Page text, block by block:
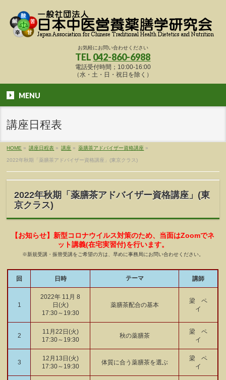
お気軽にお問い合わせください
TEL 042-860-6988
電話受付時間；10:00-16:00
（水・土・日・祝日を除く）
MENU
講座日程表
HOME » 講座日程表 » 講座 » 薬膳茶アドバイザー資格講座 »
2022年秋期「薬膳茶アドバイザー資格講座」(東京クラス)
2022年秋期「薬膳茶アドバイザー資格講座」(東
京クラス)
【お知らせ】新型コロナウイルス対策のため、当面はZoomでネ
ット講義(在宅実習付)を行います。
※新規受講・振替受講をご希望の方は、早めに事務局にお問い合わせください。
回 日時 テーマ 講師
1
2022年 11月 8
日(火)
17:30～19:30
薬膳茶配合の基本
梁 ペ
イ
2
11月22日(火)
17:30～19:30
秋の薬膳茶
梁 ペ
イ
3
12月13日(火)
17:30～19:30
体質に合う薬膳茶を選ぶ
梁 ペ
イ